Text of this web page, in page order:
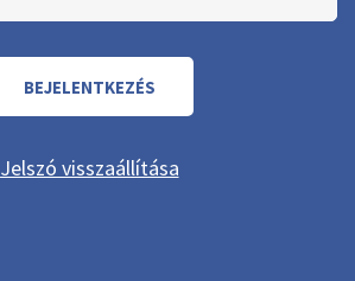
Jelszó visszaállítása